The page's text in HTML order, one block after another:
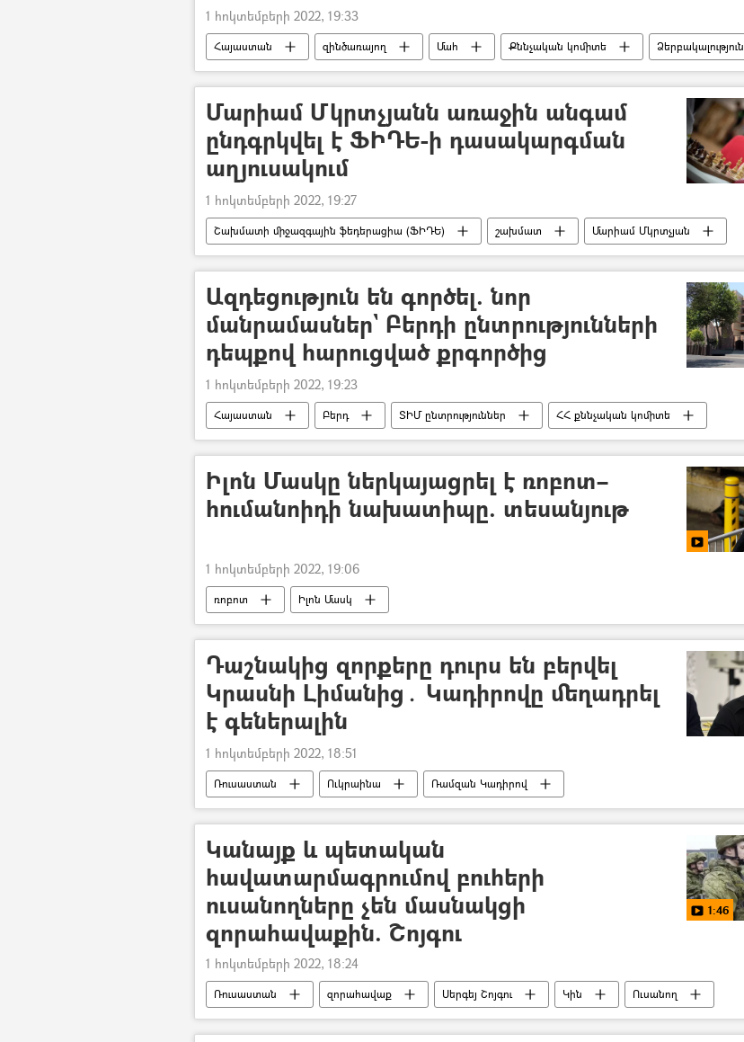
1 հոկտեմբերի 2022, 19:33
Հայաստան զինծառայող Մահ Քննչական կոմիտե Ձերբակալություն
Մարիամ Մկրտչյանն առաջին անգամ
ընդգրկվել է ՖԻԴԵ-ի դասակարգման
աղյուսակում
1 հոկտեմբերի 2022, 19:27
Շախմատի միջազգային ֆեդերացիա (ՖԻԴԵ) շախմատ Մարիամ Մկրտչյան
Ազդեցություն են գործել. նոր
մանրամասներ` Բերդի ընտրությունների
դեպքով հարուցված քրգործից
1 հոկտեմբերի 2022, 19:23
Հայաստան Բերդ ՏԻՄ ընտրություններ ՀՀ քննչական կոմիտե
Իլոն Մասկը ներկայացրել է ռոբոտ–
հումանոիդի նախատիպը. տեսանյութ
1 հոկտեմբերի 2022, 19:06
ռոբոտ Իլոն Մասկ
Դաշնակից զորքերը դուրս են բերվել
Կրասնի Լիմանից․ Կադիրովը մեղադրել
է գեներալին
1 հոկտեմբերի 2022, 18:51
Ռուսաստան Ուկրաինա Ռամզան Կադիրով
Կանայք և պետական
հավատարմագրումով բուհերի
ուսանողները չեն մասնակցի
զորահավաքին. Շոյգու
1:46
1 հոկտեմբերի 2022, 18:24
Ռուսաստան զորահավաք Սերգեյ Շոյգու Կին
Ուսանող
տեսանյութ
Տեսանյութեր